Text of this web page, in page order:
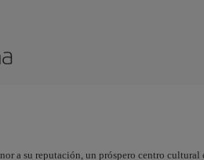
a su reputación, un próspero centro cultural